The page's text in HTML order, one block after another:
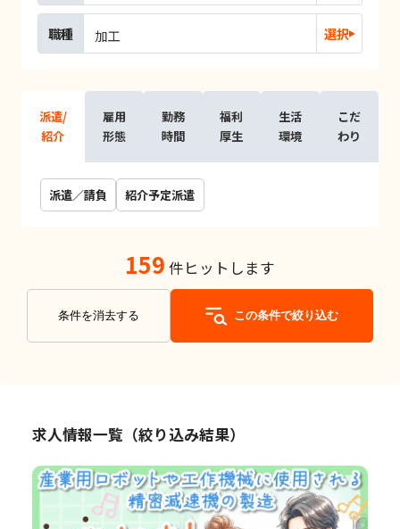
職種 加工 選択
派遣/
紹介
雇用
形態
勤務
時間
福利
厚生
生活
環境
こだ
わり
派遣／請負 紹介予定派遣
159 件ヒットします
条件を消去する この条件で絞り込む
求人情報一覧（絞り込み結果）